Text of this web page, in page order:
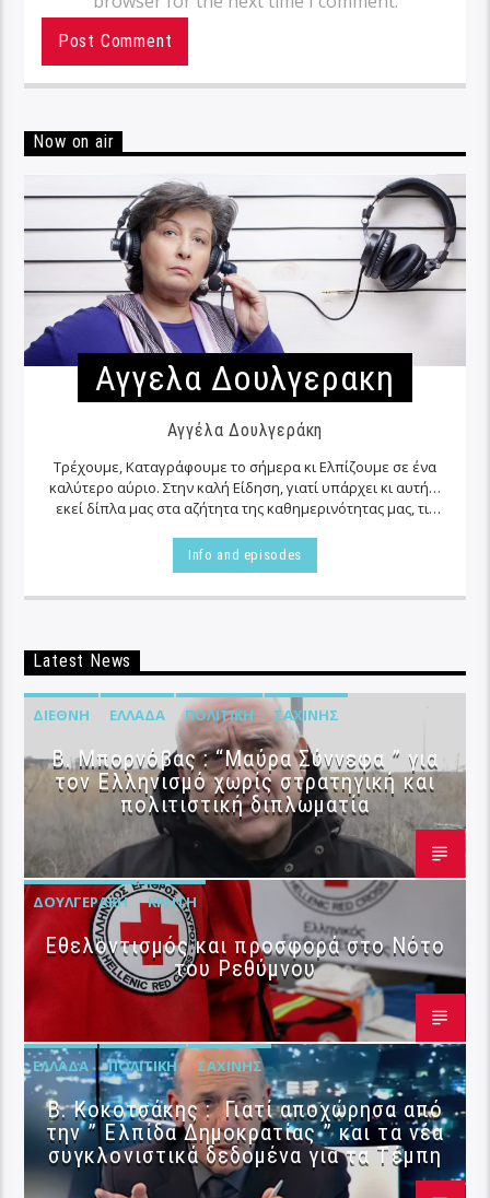
Now on air
Αγγελα Δουλγερακη
Αγγέλα Δουλγεράκη
Τρέχουμε, Καταγράφουμε το σήμερα κι Ελπίζουμε σε ένα
καλύτερο αύριο. Στην καλή Είδηση, γιατί υπάρχει κι αυτή…
εκεί δίπλα μας στα αζήτητα της καθημερινότητας μας, τις
Info and episodes
Latest News
ΔΙΕΘΝΉ ΕΛΛΆΔΑ ΠΟΛΙΤΙΚΉ ΣΑΧΊΝΗΣ
B. Μπορνόβας : “Μαύρα Σύννεφα ” για
τον Ελληνισμό χωρίς στρατηγική και
πολιτιστική διπλωματία
ΔΟΥΛΓΕΡΆΚΗ ΚΡΉΤΗ
Εθελοντισμός και προσφορά στο Νότο
του Ρεθύμνου
ΕΛΛΆΔΑ ΠΟΛΙΤΙΚΉ ΣΑΧΊΝΗΣ
Β. Κοκοτσάκης : Γιατί αποχώρησα από
την ” Ελπίδα Δημοκρατίας ” και τα νέα
συγκλονιστικά δεδομένα για τα Τέμπη